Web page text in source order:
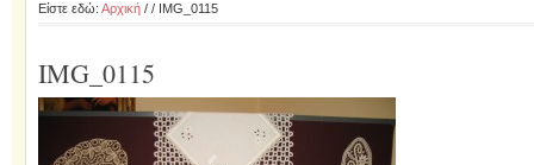
Είστε εδώ: Αρχική/ / IMG_0115
IMG_0115